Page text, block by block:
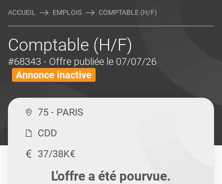
ACCUEIL EMPLOIS COMPTABLE (H/F)
Comptable (H/F)
#68343 - Offre publiée le 07/07/26
Annonce inactive
75 - PARIS
CDD
37/38K€
L'offre a été pourvue.